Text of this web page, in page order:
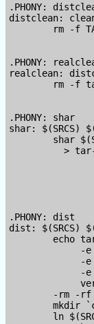
.PHONY:
distclean:
rm -f
.PHONY:
realclean:
rm -f
.PHONY: shar
shar: $(SRCS)
shar
>
.PHONY: dist
dist: $(SRCS)
echo
-
-
-e
-rm -rf
mkdir
ln